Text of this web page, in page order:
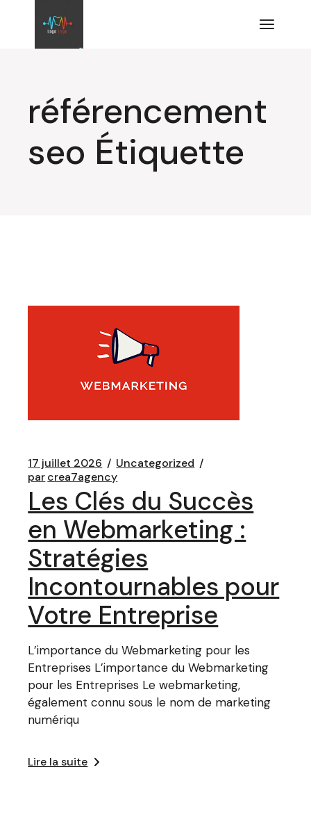
contenu
référencement
seo Étiquette
17 juillet 2026
Uncategorized
parcrea7agency
Les Clés du Succès
en Webmarketing :
Stratégies
Incontournables pour
Votre Entreprise
L’importance du Webmarketing pour les
Entreprises L’importance du Webmarketing
pour les Entreprises Le webmarketing,
également connu sous le nom de marketing
numériqu
Lire la suite